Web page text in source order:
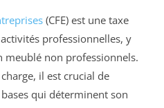
(CFE) est une taxe
professionnelles, y
meublé non professionnels.
il est crucial de
qui déterminent son